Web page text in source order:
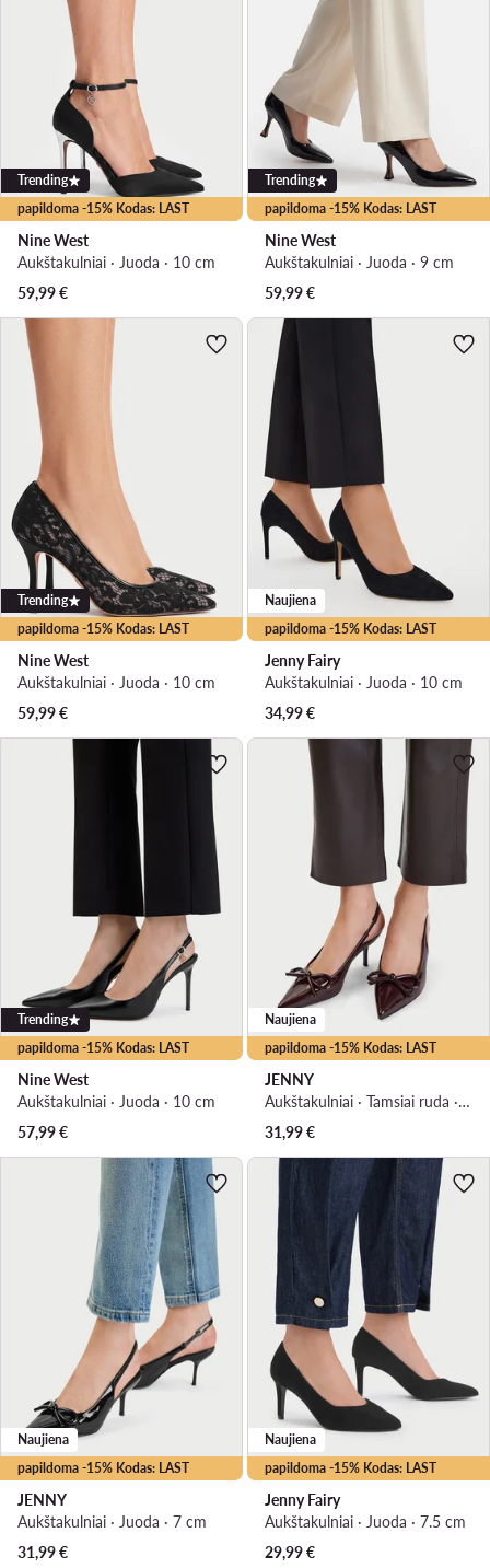
papildoma -15% Kodas: LAST
Trending
Nine West
Aukštakulniai · Juoda · 10 cm
59,99€
papildoma -15% Kodas: LAST
Trending
Nine West
Aukštakulniai · Juoda · 9 cm
59,99€
papildoma -15% Kodas: LAST
Trending
Nine West
Aukštakulniai · Juoda · 10 cm
59,99€
papildoma -15% Kodas: LAST
Naujiena
Jenny Fairy
Aukštakulniai · Juoda · 10 cm
34,99€
papildoma -15% Kodas: LAST
Trending
Nine West
Aukštakulniai · Juoda · 10 cm
57,99€
papildoma -15% Kodas: LAST
Naujiena
JENNY
Aukštakulniai · Tamsiai ruda · 7 cm
31,99€
papildoma -15% Kodas: LAST
Naujiena
JENNY
Aukštakulniai · Juoda · 7 cm
31,99€
papildoma -15% Kodas: LAST
Naujiena
Jenny Fairy
Aukštakulniai · Juoda · 7.5 cm
29,99€